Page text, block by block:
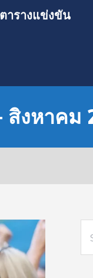
ตารางแข่งขัน
งหาคม